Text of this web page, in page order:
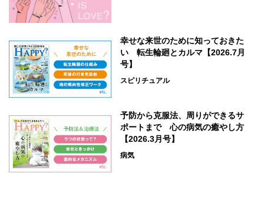
幸せな来世のために知っておきた
い 転生輪廻とカルマ【2026.7月
号】
スピリチュアル
予防から克服法、周りができるサ
ポートまで 心の病気の癒やし方
【2026.3月号】
病気